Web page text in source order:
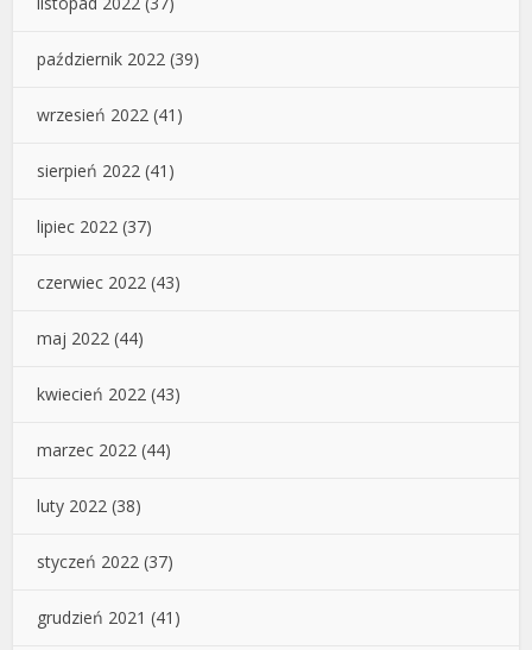
październik 2022 (39)
wrzesień 2022 (41)
sierpień 2022 (41)
lipiec 2022 (37)
czerwiec 2022 (43)
maj 2022 (44)
kwiecień 2022 (43)
marzec 2022 (44)
luty 2022 (38)
styczeń 2022 (37)
grudzień 2021 (41)